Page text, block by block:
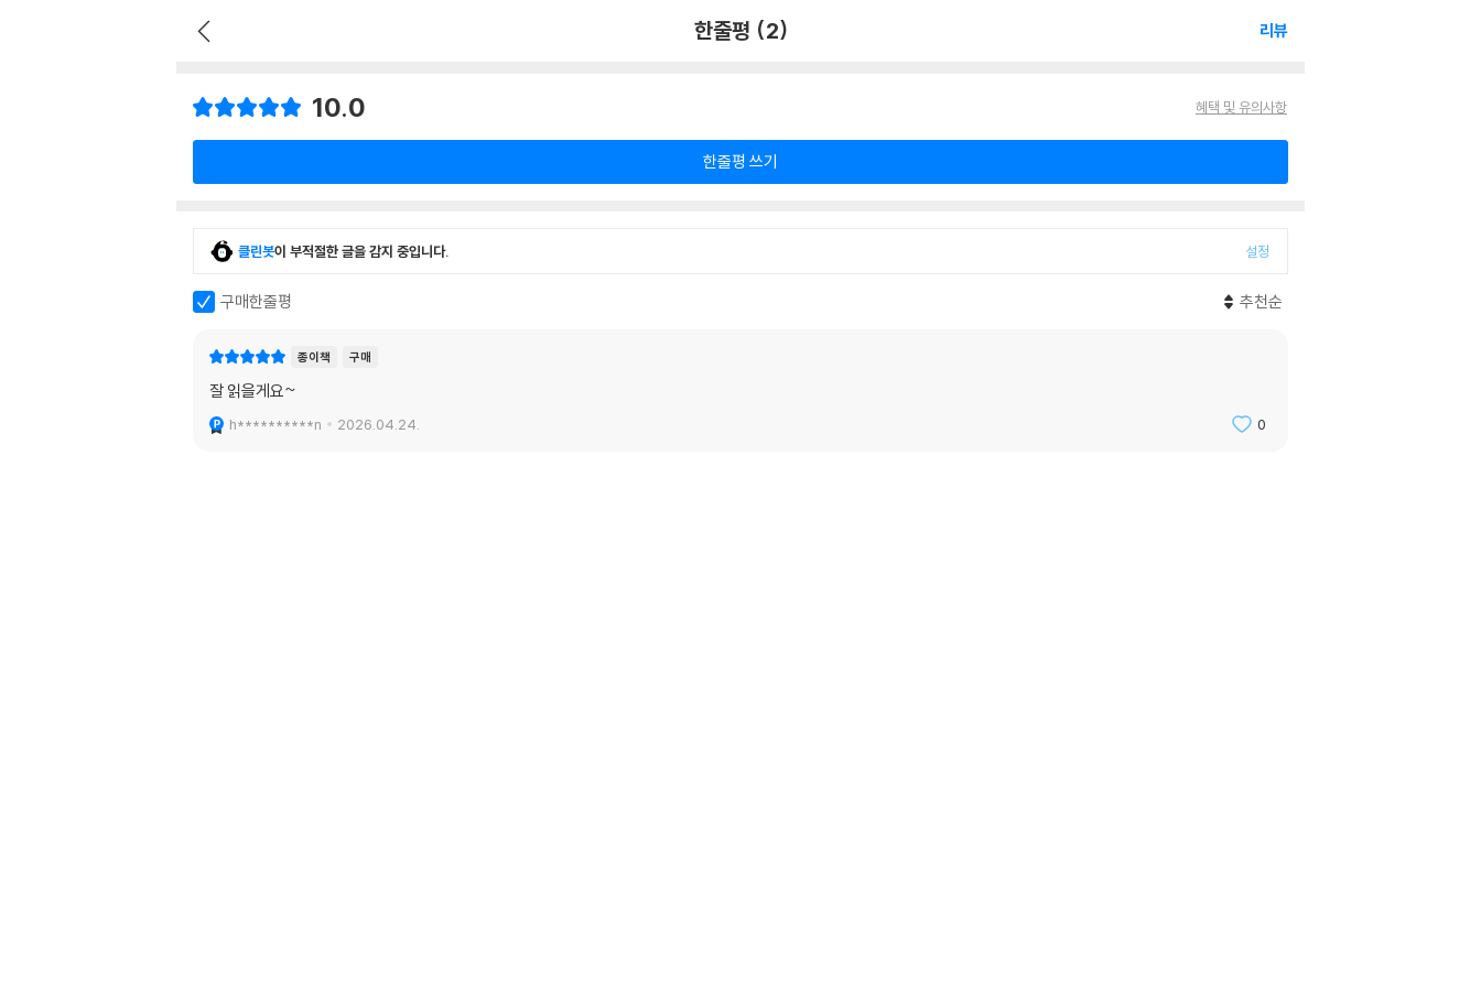
한줄평 (2) 리뷰
10.0 혜택 및 유의사항
한줄평 쓰기
클린봇이 부적절한 글을 감지 중입니다. 설정
구매한줄평 추천순
종이책 구매
잘 읽을게요~
h**********n 2026.04.24. 0